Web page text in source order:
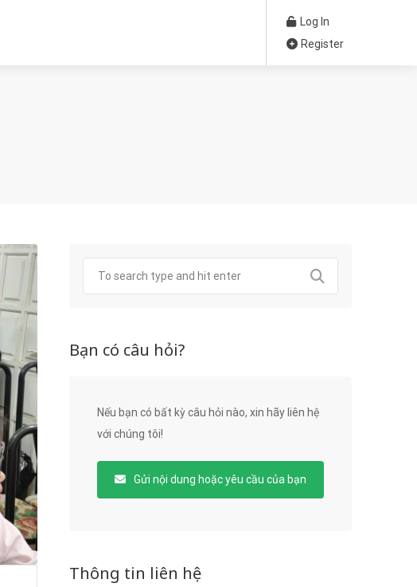
Log In
Register
Bạn có câu hỏi?
Nếu bạn có bất kỳ câu hỏi nào, xin hãy liên hệ
với chúng tôi!
Gửi nội dung hoặc yêu cầu của bạn
Thông tin liên hệ